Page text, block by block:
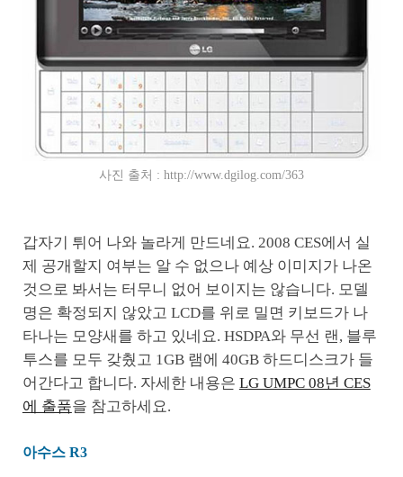
사진 출처 : http://www.dgilog.com/363
갑자기 튀어 나와 놀라게 만드네요. 2008 CES에서 실
제 공개할지 여부는 알 수 없으나 예상 이미지가 나온
것으로 봐서는 터무니 없어 보이지는 않습니다. 모델
명은 확정되지 않았고 LCD를 위로 밀면 키보드가 나
타나는 모양새를 하고 있네요. HSDPA와 무선 랜, 블루
투스를 모두 갖췄고 1GB 램에 40GB 하드디스크가 들
어간다고 합니다. 자세한 내용은 LG UMPC 08년 CES
에 출품을 참고하세요.
아수스 R3